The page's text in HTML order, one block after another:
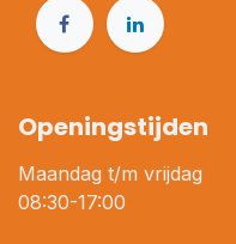
Openingstijden
Maandag t/m vrijdag
08:30-17:00